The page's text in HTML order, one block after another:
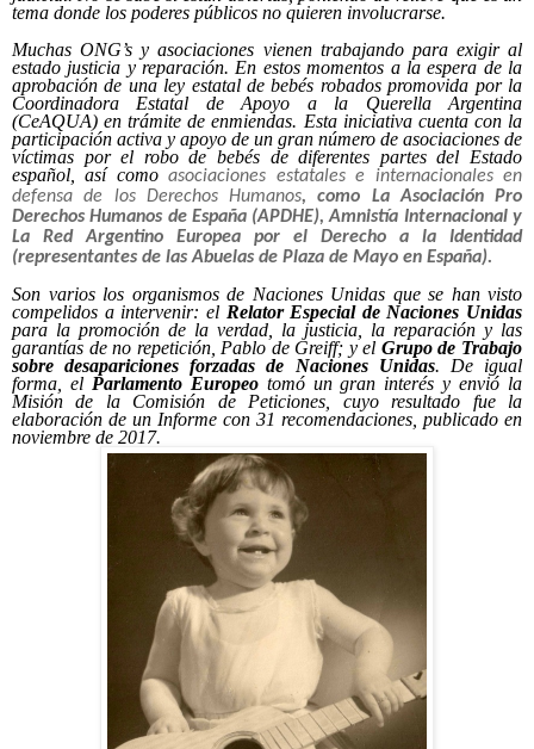
tema donde los poderes públicos no quieren involucrarse.
Muchas ONG’s y asociaciones vienen trabajando para exigir al
estado justicia y reparación. En estos momentos a la espera de la
aprobación de una ley estatal de bebés robados promovida por la
Coordinadora Estatal de Apoyo a la Querella Argentina
(CeAQUA) en trámite de enmiendas. Esta iniciativa cuenta con la
participación activa y apoyo de un gran número de asociaciones de
víctimas por el robo de bebés de diferentes partes del Estado
español, así comoasociaciones estatales e internacionales en
defensa de los Derechos Humanos, como LaAsociación Pro
Derechos Humanos de España(APDHE),Amnistía Internacionaly
La Red Argentino Europea por el Derecho a la Identidad
(representantes de las Abuelas de Plaza de Mayo en España).
Son varios los organismos de Naciones Unidas que se han visto
compelidos a intervenir: el Relator Especial de Naciones Unidas
para la promoción de la verdad, la justicia, la reparación y las
garantías de no repetición, Pablo de Greiff; y el Grupo de Trabajo
sobre desapariciones forzadas de Naciones Unidas. De igual
forma, el Parlamento Europeo tomó un gran interés y envió la
Misión de la Comisión de Peticiones, cuyo resultado fue la
elaboración de un Informe con 31 recomendaciones, publicado en
noviembre de 2017.